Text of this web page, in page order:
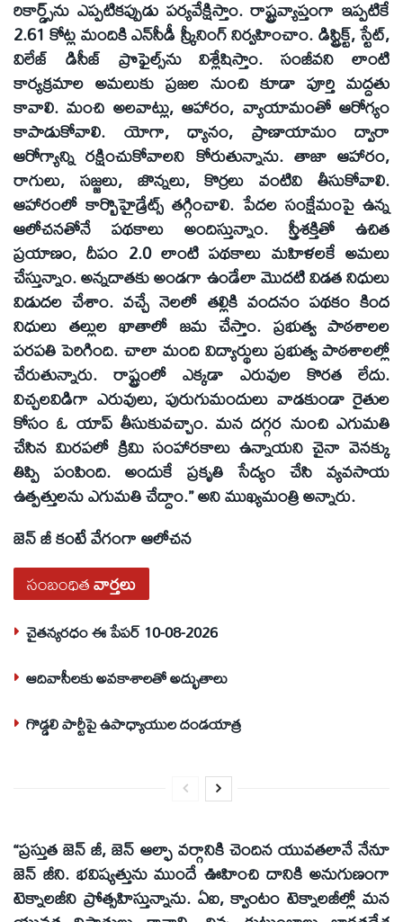
రికార్డ్స్‌ను ఎప్పటికప్పుడు పర్యవేక్షిస్తాం. రాష్ట్రవ్యాప్తంగా ఇప్పటికే
2.61 కోట్ల మందికి ఎన్‌సీడీ స్క్రీనింగ్ నిర్వహించాం. డిస్ట్రిక్ట్, స్టేట్,
విలేజ్ డిసీజ్ ప్రొఫైల్స్‌ను విశ్లేషిస్తాం. సంజీవని లాంటి
కార్యక్రమాల అమలుకు ప్రజల నుంచి కూడా పూర్తి మద్దతు
కావాలి. మంచి అలవాట్లు, ఆహారం, వ్యాయామంతో ఆరోగ్యం
కాపాడుకోవాలి. యోగా, ధ్యానం, ప్రాణాయామం ద్వారా
ఆరోగ్యాన్ని రక్షించుకోవాలని కోరుతున్నాను. తాజా ఆహారం,
రాగులు, సజ్జలు, జొన్నలు, కొర్రలు వంటివి తీసుకోవాలి.
ఆహారంలో కార్బొహైడ్రేట్స్ తగ్గించాలి. పేదల సంక్షేమంపై ఉన్న
ఆలోచనతోనే పథకాలు అందిస్తున్నాం. స్త్రీశక్తితో ఉచిత
ప్రయాణం, దీపం 2.0 లాంటి పథకాలు మహిళలకే అమలు
చేస్తున్నాం. అన్నదాతకు అండగా ఉండేలా మొదటి విడత నిధులు
విడుదల చేశాం. వచ్చే నెలలో తల్లికి వందనం పథకం కింద
నిధులు తల్లుల ఖాతాలో జమ చేస్తాం. ప్రభుత్వ పాఠశాలల
పరపతి పెరిగింది. చాలా మంది విద్యార్థులు ప్రభుత్వ పాఠశాలల్లో
చేరుతున్నారు. రాష్ట్రంలో ఎక్కడా ఎరువుల కొరత లేదు.
విచ్చలవిడిగా ఎరువులు, పురుగుమందులు వాడకుండా రైతుల
కోసం ఓ యాప్ తీసుకువచ్చాం. మన దగ్గర నుంచి ఎగుమతి
చేసిన మిరపలో క్రిమి సంహారకాలు ఉన్నాయని చైనా వెనక్కు
తిప్పి పంపింది. అందుకే ప్రకృతి సేద్యం చేసి వ్యవసాయ
ఉత్పత్తులను ఎగుమతి చేద్దాం.” అని ముఖ్యమంత్రి అన్నారు.
జెన్ జీ కంటే వేగంగా ఆలోచన
సంబంధితవార్తలు
చైతన్యరధం ఈ పేపర్ 10-08-2026
ఆదివాసీలకు అవకాశాలతో అద్భుతాలు
గొడ్డలి పార్టీపై ఉపాధ్యాయుల దండయాత్ర
“ప్రస్తుత జెన్ జీ, జెన్ ఆల్ఫా వర్గానికి చెందిన యువతలానే నేనూ
జెన్ జీని. భవిష్యత్తును ముందే ఊహించి దానికి అనుగుణంగా
టెక్నాలజీని ప్రోత్సహిస్తున్నాను. ఏఐ, క్వాంటం టెక్నాలజీల్లో మన